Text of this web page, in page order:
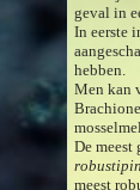
geval in
In eerste
hebben.
Men kan
De meest
meest